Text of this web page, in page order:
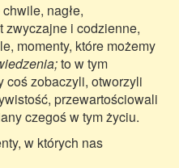
nagłe,
zwyczajne i codzienne,
momenty, które możemy
to w tym
coś zobaczyli, otworzyli
przewartościowali
czegoś w tym życiu.
w których nas